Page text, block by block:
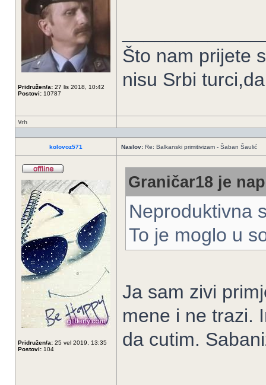
Pridružen/a: 27 lis 2018, 10:42
Postovi: 10787
Što nam prijete
nisu Srbi
Vrh
kolovoz571 Naslov: Re: Balkanski primitivizam - Šaban Šaulić
Pridružen/a: 25 vel 2019, 13:35
Postovi: 104
Graničar18 je
Neproduktivna
To je moglo u
Ja sam zivi
mene i ne trazi.
da cutim.